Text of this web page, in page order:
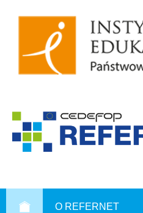
O REFERNET